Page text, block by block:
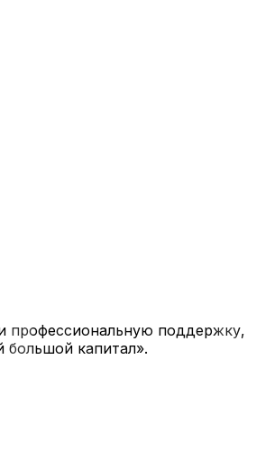
профессиональную поддержку,
капитал».